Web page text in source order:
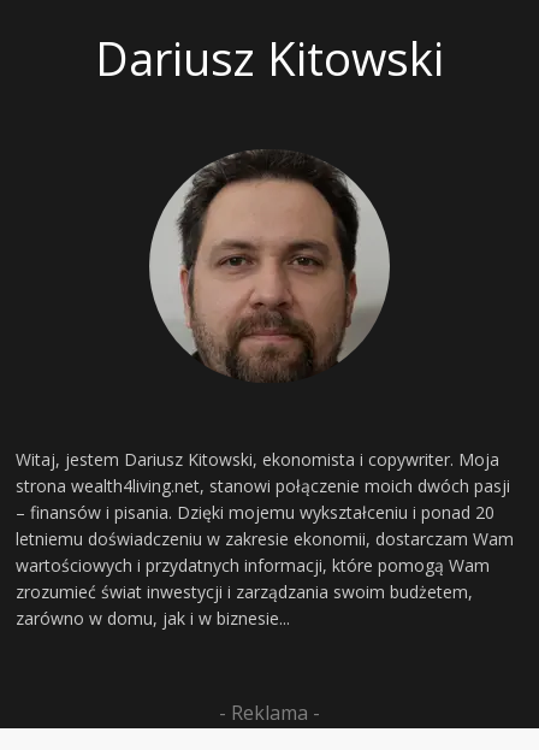
Dariusz Kitowski
Witaj, jestem Dariusz Kitowski, ekonomista i copywriter. Moja
strona wealth4living.net, stanowi połączenie moich dwóch pasji
– finansów i pisania. Dzięki mojemu wykształceniu i ponad 20
letniemu doświadczeniu w zakresie ekonomii, dostarczam Wam
wartościowych i przydatnych informacji, które pomogą Wam
zrozumieć świat inwestycji i zarządzania swoim budżetem,
zarówno w domu, jak i w biznesie...
- Reklama -